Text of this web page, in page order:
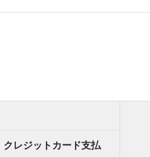
クレジットカード支払